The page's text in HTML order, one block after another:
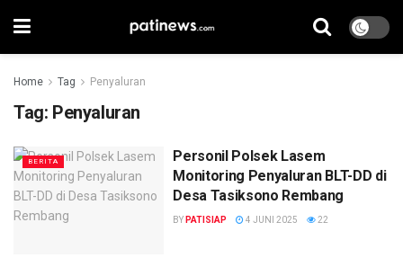
Home Tag Penyaluran
Tag: Penyaluran
BERITA
Personil Polsek Lasem
Monitoring Penyaluran BLT-DD di
Desa Tasiksono Rembang
BY PATISIAP 4 JUNI 2025 22